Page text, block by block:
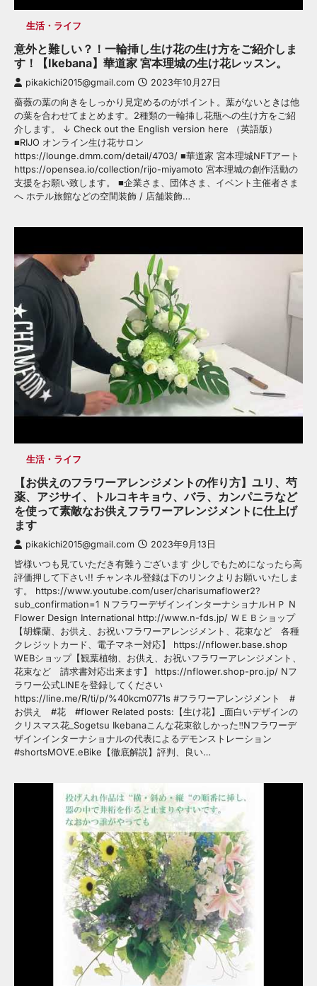
生活・ライフ
意外と難しい？！一輪挿し生け花の生け方をご紹介しま
す！【Ikebana】華道家 宮本理城の生け花レッスン。
pikakichi2015@gmail.com 2023年10月27日
薔薇の葉の向きをしっかり見定めるのがポイント。葉がないときは他
の葉を合わせてまとめます。2種類の一輪挿し花瓶への生け方をご紹
介します。 ↓ Check out the English version here （英語版）
■RIJO オンライン生け花サロン
https://lounge.dmm.com/detail/4703/ ■華道家 宮本理城NFTアート
https://opensea.io/collection/rijo-miyamoto 宮本理城の創作活動の
支援をお願い致します。 ■企業さま、団体さま、イベント主催者さま
へ ホテル旅館などの空間装飾 / 店舗装飾…
生活・ライフ
【お供えのフラワーアレンジメントの作り方】ユリ、芍
薬、アジサイ、トルコキキョウ、バラ、カンパニラなど
を使って素敵なお供えフラワーアレンジメントに仕上げ
ます
pikakichi2015@gmail.com 2023年9月13日
皆様いつも見ていただき有難うございます 少しでもためになったら高
評価押して下さい!! チャンネル登録は下のリンクよりお願いいたしま
す。 https://www.youtube.com/user/charisumaflower2?
sub_confirmation=1 ＮフラワーデザインインターナショナルＨＰ N
Flower Design International http://www.n-fds.jp/ ＷＥＢショップ
【胡蝶蘭、お供え、お祝いフラワーアレンジメント、花束など 各種
クレジットカード、電子マネー対応】 https://nflower.base.shop
WEBショップ【観葉植物、お供え、お祝いフラワーアレンジメント、
花束など 請求書対応出来ます】 https://nflower.shop-pro.jp/ Nフ
ラワー公式LINEを登録してください
https://line.me/R/ti/p/%40kcm0771s #フラワーアレンジメント #
お供え #花 #flower Related posts:【生け花】_面白いデザインの
クリスマス花_Sogetsu Ikebanaこんな花束欲しかった‼️Nフラワーデ
ザインインターナショナルの代表によるデモンストレーション
#shortsMOVE.eBike【徹底解説】評判、良い…